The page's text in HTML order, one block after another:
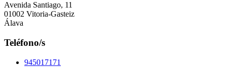
Avenida Santiago, 11
01002 Vitoria-Gasteiz
Álava
Teléfono/s
945017171